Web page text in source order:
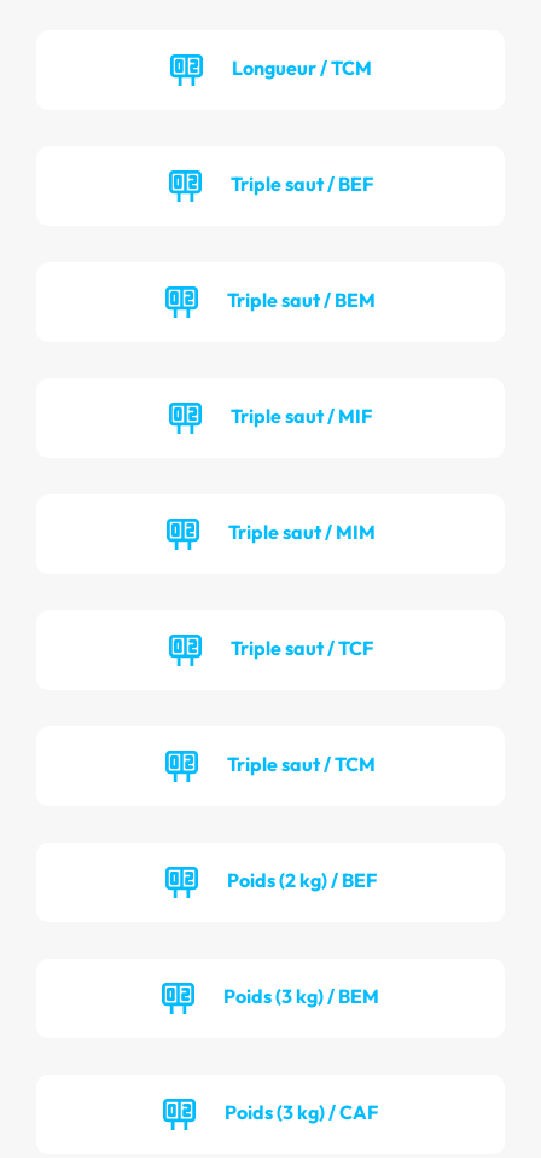
Longueur / TCM
Triple saut / BEF
Triple saut / BEM
Triple saut / MIF
Triple saut / MIM
Triple saut / TCF
Triple saut / TCM
Poids (2 kg) / BEF
Poids (3 kg) / BEM
Poids (3 kg) / CAF